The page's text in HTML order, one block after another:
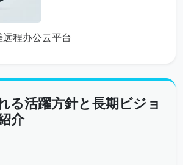
程办公云平台
る活躍方針と長期ビジョ
介